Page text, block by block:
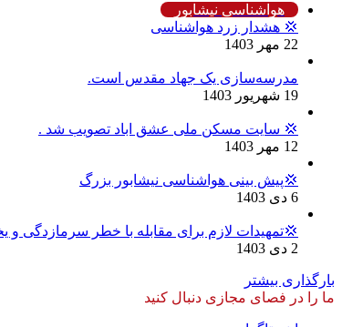
هواشناسی نیشابور
💢 هشدار زرد هواشناسی
22 مهر 1403
مدرسه‌سازی یک جهاد مقدس است.
19 شهریور 1403
💢 سایت مسکن ملی عشق اباد تصویب شد .
12 مهر 1403
💢پیش بینی هواشناسی نیشابور بزرگ
6 دی 1403
💢تمهیدات لازم برای مقابله با خطر سرمازدگی و
2 دی 1403
بارگذاری بیشتر
ما را در فصای مجازی دنبال کنید